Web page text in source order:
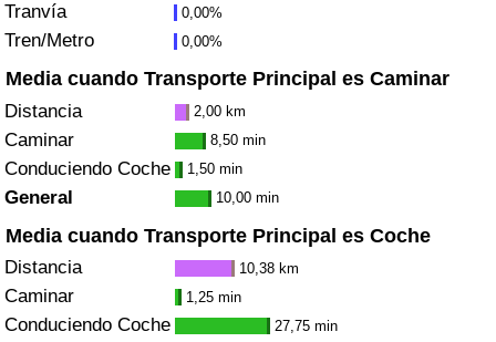
Tranvía 0,00%
Tren/Metro 0,00%
Media cuando Transporte Principal es Caminar
Distancia 2,00 km
Caminar 8,50 min
Conduciendo Coche 1,50 min
General 10,00 min
Media cuando Transporte Principal es Coche
Distancia 10,38 km
Caminar 1,25 min
Conduciendo Coche 27,75 min
Índice de Tráfico
Índice de Tráfico (Actual)
Índice de Tráfico por País